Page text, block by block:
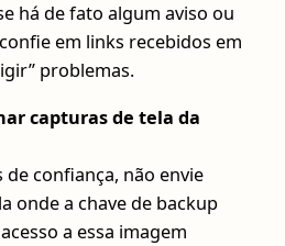
há de fato algum aviso ou
em links recebidos em
problemas.
capturas de tela da
confiança, não envie
onde a chave de backup
a essa imagem